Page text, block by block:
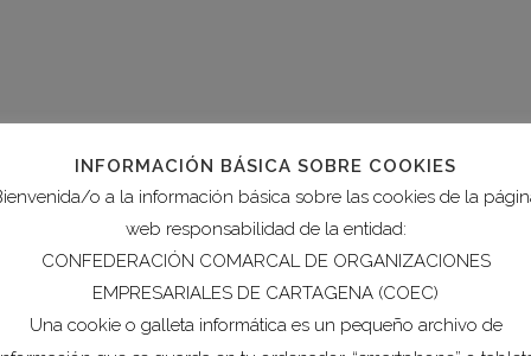
Turismo y Hostelería:
Plazo de
desde el 23 al 29 de
INFORMACIÓN BÁSICA SOBRE COOKIES
o a la información básica sobre las cookies de la
web responsabilidad de la entidad:
CONFEDERACIÓN COMARCAL DE ORGANIZACIONES
EMPRESARIALES DE CARTAGENA (COEC)
Una cookie o galleta informática es un pequeño archivo de